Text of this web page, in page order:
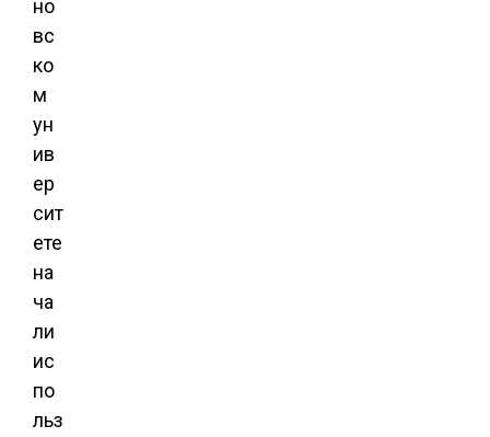
но
вс
ко
м
ун
ив
ер
сит
ете
на
ча
ли
ис
по
льз